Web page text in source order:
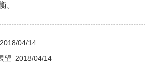
。
2018/04/14
望 2018/04/14